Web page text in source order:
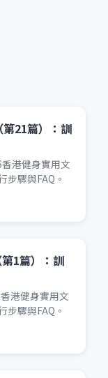
21篇）：訓
港健身實用文
步驟與FAQ。
1篇）：訓
港健身實用文
步驟與FAQ。